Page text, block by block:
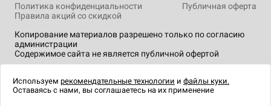
Копирование материалов разрешено только по согласию
администрации
Содержимое сайта не является публичной офертой
Политика конфиденциальности
Публичная оферта
Правила акций со скидкой
технологии .
Используем рекомендательные технологии и файлы куки.
Оставаясь с нами, вы соглашаетесь на их применение